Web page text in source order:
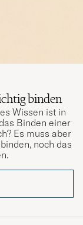
binden
Wissen ist in
Binden einer
Es muss aber
noch das